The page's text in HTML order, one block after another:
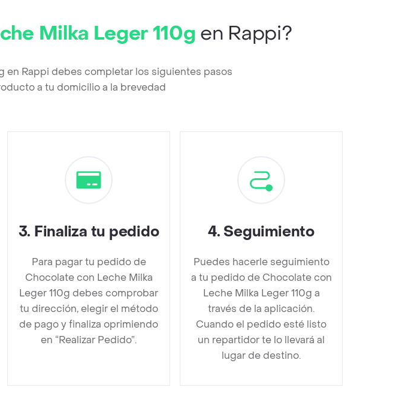
Milka Leger 110g en Rappi?
en Rappi debes completar los siguientes pasos
a tu domicilio a la brevedad
3. Finaliza tu pedido
Para pagar tu pedido de
Chocolate con Leche Milka
Leger 110g debes comprobar
tu dirección, elegir el método
de pago y finaliza oprimiendo
en “Realizar Pedido”.
4. Seguimiento
Puedes hacerle seguimiento
a tu pedido de Chocolate con
Leche Milka Leger 110g a
través de la aplicación.
Cuando el pedido esté listo
un repartidor te lo llevará al
lugar de destino.